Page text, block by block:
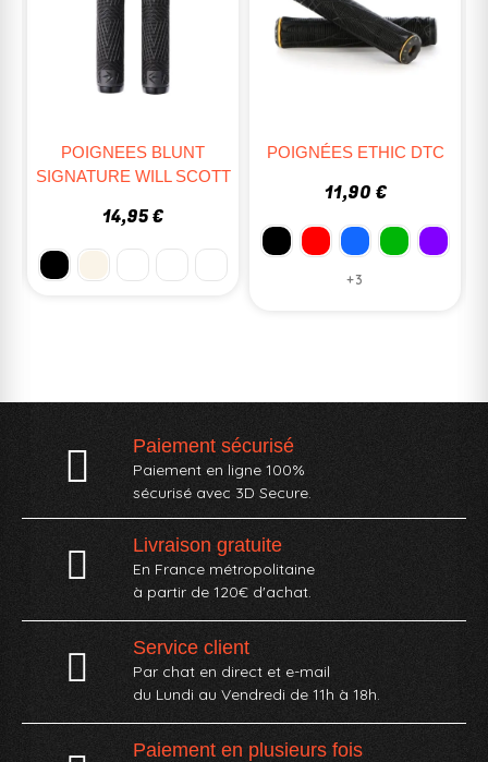
POIGNEES BLUNT
SIGNATURE WILL SCOTT
14,95 €
POIGNÉES ETHIC DTC
11,90 €
+3
Paiement sécurisé
Paiement en ligne 100%
sécurisé avec 3D Secure.
Livraison gratuite
En France métropolitaine
à partir de 120€ d'achat.
Service client
Par chat en direct et e-mail
du Lundi au Vendredi de 11h à 18h.
Paiement en plusieurs fois